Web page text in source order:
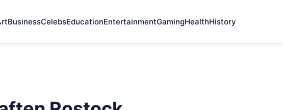
BusinessCelebsEducationEntertainmentGamingHealthHistory